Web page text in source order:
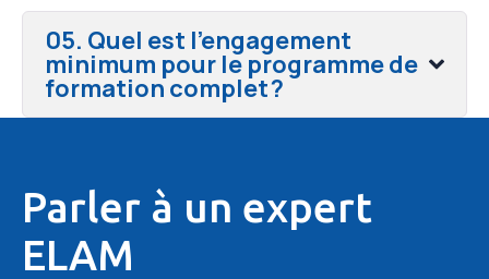
05. Quel est l’engagement
minimum pour le programme de
formation complet ?
Parler à un expert
ELAM